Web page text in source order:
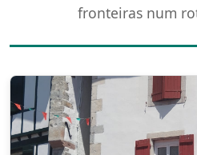
fronteiras num